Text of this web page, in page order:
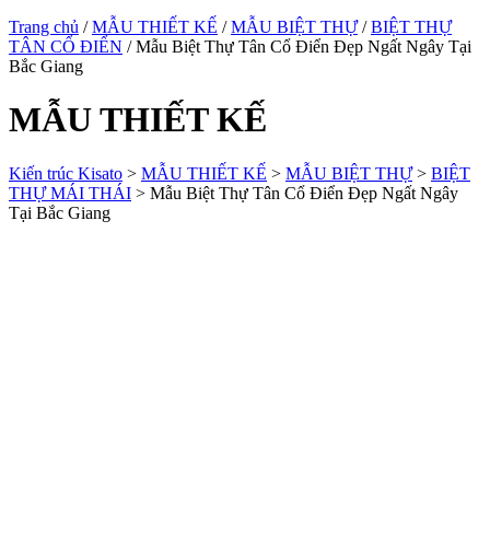
Trang chủ /MẪU THIẾT KẾ /MẪU BIỆT THỰ/BIỆT THỰ
TÂN CỔ ĐIỂN / Mẫu Biệt Thự Tân Cổ Điển Đẹp Ngất Ngây Tại
Bắc Giang
MẪU THIẾT KẾ
Kiến trúc Kisato > MẪU THIẾT KẾ > MẪU BIỆT THỰ> BIỆT
THỰ MÁI THÁI > Mẫu Biệt Thự Tân Cổ Điển Đẹp Ngất Ngây
Tại Bắc Giang